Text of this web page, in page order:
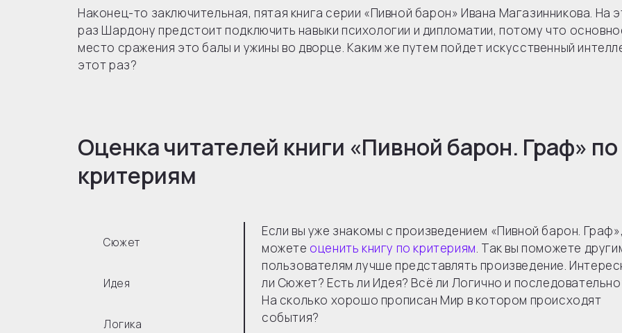
Наконец-то заключительная, пятая книга серии «Пивной барон» Ивана Магазинникова. На
раз Шардону предстоит подключить навыки психологии и дипломатии, потому что
место сражения это балы и ужины во дворце. Каким же путем пойдет искусственный
этот раз?
Оценка читателей книги «Пивной барон. Граф» по
критериям
Сюжет
Идея
Логика
Если вы уже знакомы с произведением «Пивной барон.
можете оценить книгу по критериям. Так вы поможете
пользователям лучше представлять произведение.
ли Сюжет? Есть ли Идея? Всё ли Логично и
На сколько хорошо прописан Мир в котором происходят
события?